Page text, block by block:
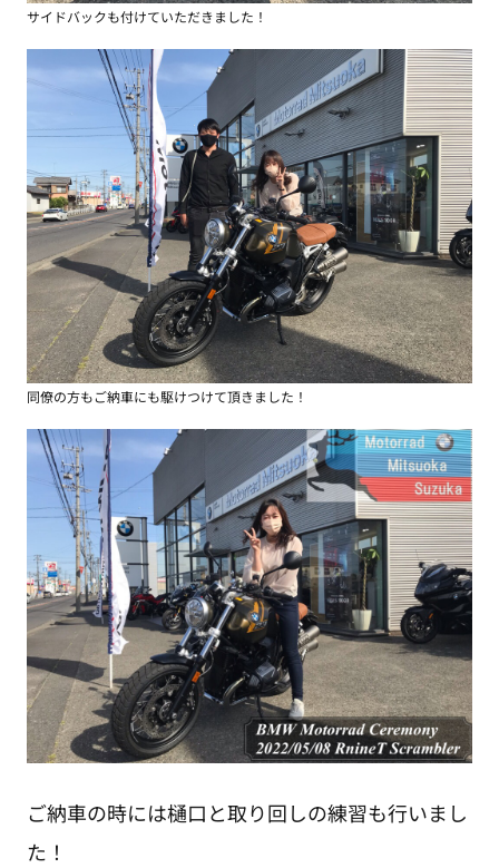
サイドバックも付けていただきました！
同僚の方もご納車にも駆けつけて頂きました！
ご納車の時には樋口と取り回しの練習も行いまし
た！